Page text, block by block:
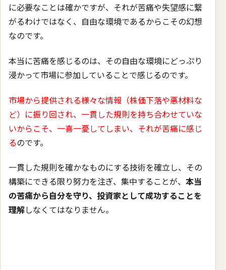
に必要なことは確かですが、それが苦痛や失望感に繋
がるわけではなく、自由な環境であるからこその幻想
なのです。
本当に苦痛を感じるのは、その自由な環境にどっぷり
浸かって市場に参加していることで感じるのです。
市場から提供される様々な情報（株価下落や悪材料な
ど）に振り回され、一貫した規則を持ち合わせていな
いからこそ、一喜一憂してしまい、それが苦痛に感じ
るのです。
一貫した規則を確かなものにする技術を確立し、その
構築にできる限り努力を注ぎ、集中することが、 本当
の苦痛から自分を守り、投資家として成功することを
理解しなくてはなりません。